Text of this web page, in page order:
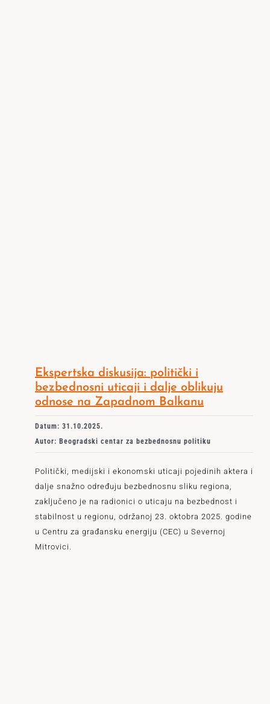
Ekspertska diskusija: politički i
bezbednosni uticaji i dalje oblikuju
odnose na Zapadnom Balkanu
Datum: 31.10.2025.
Autor: Beogradski centar za bezbednosnu politiku
Politički, medijski i ekonomski uticaji pojedinih aktera i
dalje snažno određuju bezbednosnu sliku regiona,
zaključeno je na radionici o uticaju na bezbednost i
stabilnost u regionu, održanoj 23. oktobra 2025. godine
u Centru za građansku energiju (CEC) u Severnoj
Mitrovici.